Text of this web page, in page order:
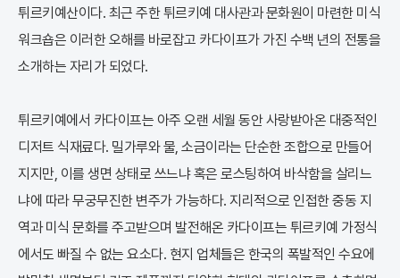
튀르키예산이다. 최근 주한 튀르키예 대사관과 문화원이 마련한 미식
워크숍은 이러한 오해를 바로잡고 카다이프가 가진 수백 년의 전통을
소개하는 자리가 되었다.
튀르키예에서 카다이프는 아주 오랜 세월 동안 사랑받아온 대중적인
디저트 식재료다. 밀가루와 물, 소금이라는 단순한 조합으로 만들어
지지만, 이를 생면 상태로 쓰느냐 혹은 로스팅하여 바삭함을 살리느
냐에 따라 무궁무진한 변주가 가능하다. 지리적으로 인접한 중동 지
역과 미식 문화를 주고받으며 발전해온 카다이프는 튀르키예 가정식
에서도 빠질 수 없는 요소다. 현지 업체들은 한국의 폭발적인 수요에